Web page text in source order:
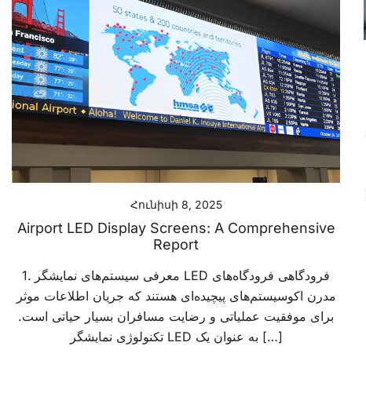
Հունիսի 8, 2025
Airport LED Display Screens: A Comprehensive
Report
1. معرفی سیستم‌های نمایشگر LED فرودگاهی فرودگاه‌های
مدرن اکوسیستم‌های پیچیده‌ای هستند که جریان اطلاعات موثر
برای موفقیت عملیاتی و رضایت مسافران بسیار حیاتی است.
تکنولوژی نمایشگر LED به عنوان یک […]